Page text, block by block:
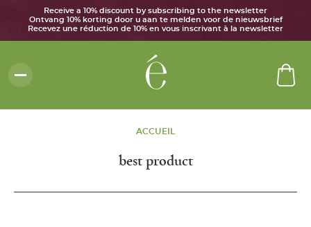
Receive a 10% discount by subscribing to the newsletter
Ontvang 10% korting door u aan te melden voor de nieuwsbrief
Recevez une réduction de 10% en vous inscrivant à la newsletter
ACCUEIL
best product